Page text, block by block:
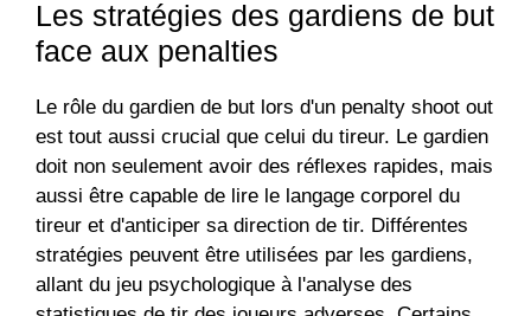
Les stratégies des gardiens de but
face aux penalties
Le rôle du gardien de but lors d'un penalty shoot out
est tout aussi crucial que celui du tireur. Le gardien
doit non seulement avoir des réflexes rapides, mais
aussi être capable de lire le langage corporel du
tireur et d'anticiper sa direction de tir. Différentes
stratégies peuvent être utilisées par les gardiens,
allant du jeu psychologique à l'analyse des